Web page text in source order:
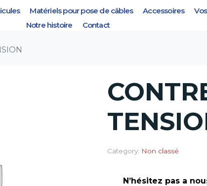
Matériels pour pose de câbles Accessoires
Notre histoire
Contact
Category: Non classé
N’hésitez pas a